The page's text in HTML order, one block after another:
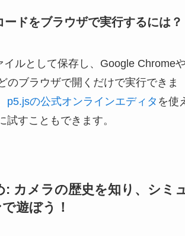
ドをブラウザで実行するには？
イルとして保存し、Google Chrome
のブラウザで開くだけで実行できま
p5.jsの公式オンラインエディタ を使
試すこともできます。
: カメラの歴史を知り、シミ
遊ぼう！